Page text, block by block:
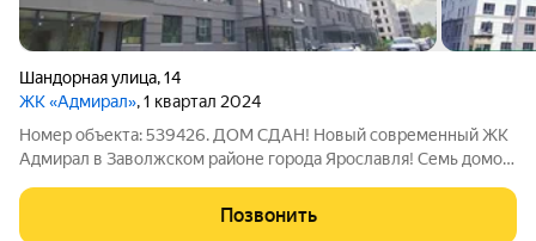
Шандорная улица,14
ЖК «Адмирал», 1 квартал 2024
Номер объекта: 539426. ДОМ СДАН! Новый современный ЖК
Адмирал в Заволжском районе города Ярославля! Семь домов
инфраструктурой. Для вас площадки для воркаута, игр в
баскетбол и футбол. На территории
Позвонить